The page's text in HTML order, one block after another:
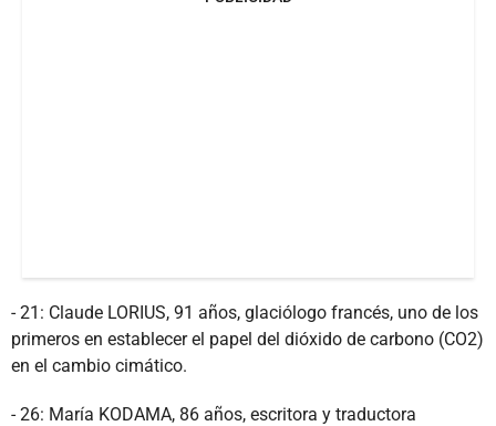
- 21: Claude LORIUS, 91 años, glaciólogo francés, uno de los
primeros en establecer el papel del dióxido de carbono (CO2)
en el cambio cimático.
- 26: María KODAMA, 86 años, escritora y traductora